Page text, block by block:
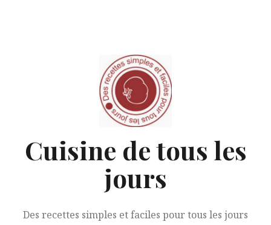
Cuisine de tous les
jours
Des recettes simples et faciles pour tous les jours